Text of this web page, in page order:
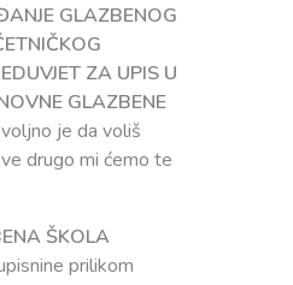
GLAZBENOG
ZA UPIS U
GLAZBENE
je da voliš
drugo mi ćemo te
ŠKOLA
prilikom